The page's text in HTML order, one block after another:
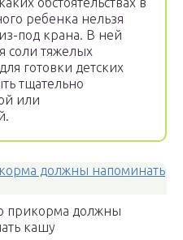
ребенка нельзя
под крана. В ней
соли тяжелых
готовки детских
тщательно
или
прикорма должны
кашу